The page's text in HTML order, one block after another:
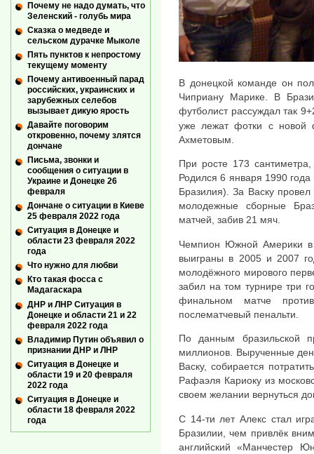
В донецкой команде он
Чиприану Марике. В
футболист рассуждал так
уже лежат фотки с новой
Ахметовым.
При росте 173
Родился 6 января 1990
Бразилия). За Васку
молодежные сборные
матчей, забив 21 мяч.
Чемпион Южной Америки в
выиграны в 2005 и 2007
молодёжного мирового
забил на том турнире три
финальном матче
послематчевый пенальти.
По данным бразильской
миллионов. Вырученные
Васку, собирается
Рафаэля Кариоку из
своем желании вернуться
C 14-ти лет Алекс стал
Бразилии, чем привлёк
английский «Манчестер
Почему не надо думать, что
Зеленский - голубь мира
Сказка о медведе и
сельском дурачке Мыколе
Пять пунктов к непростому
текущему моменту
Почему антивоенный парад
российских, украинских и
зарубежных селебов
вызывает дикую ярость
Давайте поговорим
откровенно, почему злятся
дончане
Письма, звонки и
сообщения о ситуации в
Украине и Донецке 26
февраля
Дончане о ситуации в Киеве
25 февраля 2022 года
Ситуация в Донецке и
области 23 февраля 2022
года
Что нужно для любви
Кто такая фосса с
Мадагаскара
ДНР и ЛНР Ситуация в
Донецке и области 21 и 22
февраля 2022 года
Владимир Путин объявил о
признании ДНР и ЛНР
Ситуация в Донецке и
области 19 и 20 февраля
2022 года
Ситуация в Донецке и
области 18 февраля 2022
года